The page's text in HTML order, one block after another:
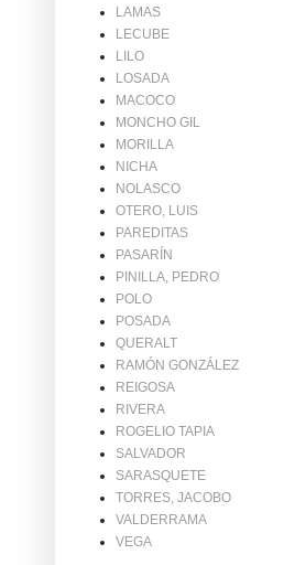
LAMAS
LECUBE
LILO
LOSADA
MACOCO
MONCHO GIL
MORILLA
NICHA
NOLASCO
OTERO, LUIS
PAREDITAS
PASARÍN
PINILLA, PEDRO
POLO
POSADA
QUERALT
RAMÓN GONZÁLEZ
REIGOSA
RIVERA
ROGELIO TAPIA
SALVADOR
SARASQUETE
TORRES, JACOBO
VALDERRAMA
VEGA